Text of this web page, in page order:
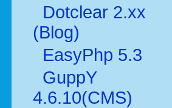
Dotclear 2.xx
(Blog)
EasyPhp 5.3
GuppY
4.6.10(CMS)